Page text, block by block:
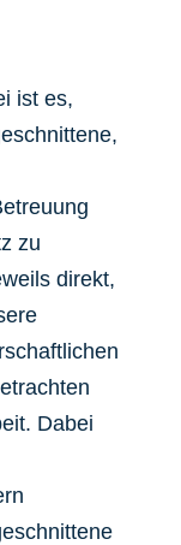
ist es,
zu
direkt,
Dabei